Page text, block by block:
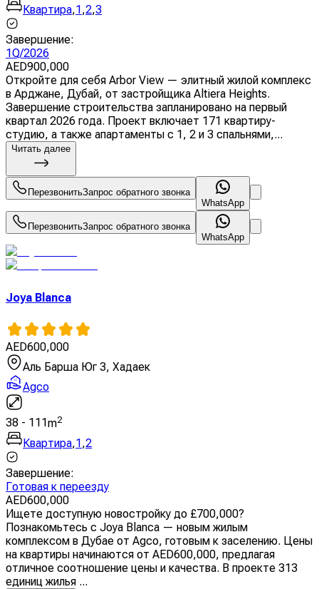
Квартира,1 ,2,3
Завершение:
1Q/2026
AED900,000
Откройте для себя Arbor View — элитный жилой комплекс
в Арджане, Дубай, от застройщика Altiera Heights.
Завершение строительства запланировано на первый
квартал 2026 года. Проект включает 171 квартиру-
студию, а также апартаменты с 1, 2 и 3 спальнями,...
Читать далее
ПерезвонитьЗапрос обратного звонка
WhatsApp
ПерезвонитьЗапрос обратного звонка
WhatsApp
Joya Blanca
AED600,000
Аль Барша Юг 3, Хадаек
Agco
38 - 111m2
Квартира,1,2
Завершение:
Готовая к переезду
AED600,000
Ищете доступную новостройку до £700,000?
Познакомьтесь с Joya Blanca — новым жилым
комплексом в Дубае от Agco, готовым к заселению. Цены
на квартиры начинаются от AED600,000, предлагая
отличное соотношение цены и качества. В проекте 313
единиц жилья ...